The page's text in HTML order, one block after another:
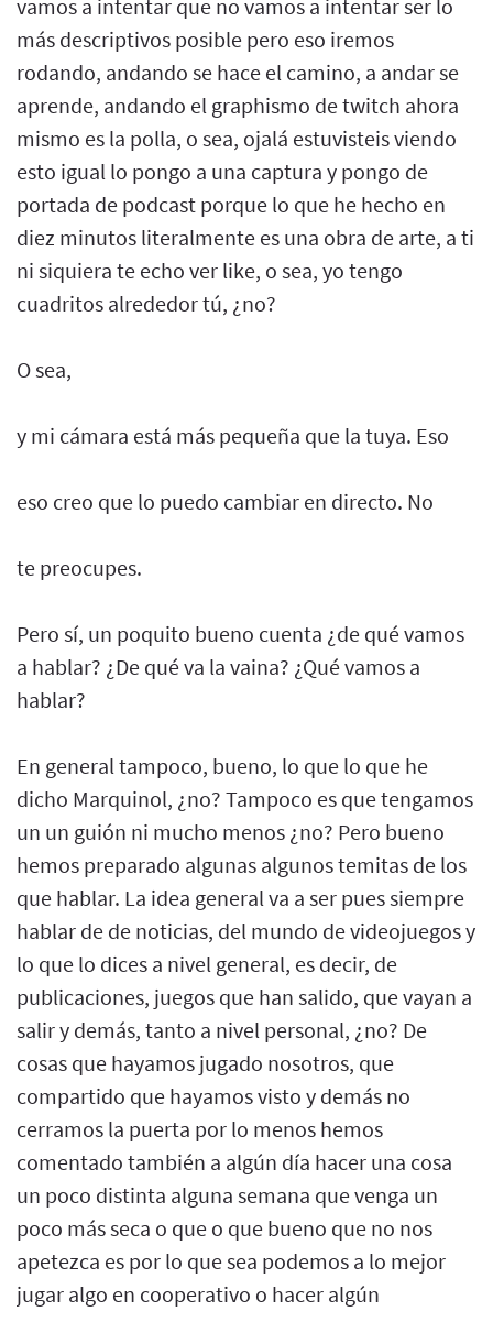
vamos a intentar que no vamos a intentar ser lo
más descriptivos posible pero eso iremos
rodando, andando se hace el camino, a andar se
aprende, andando el graphismo de twitch ahora
mismo es la polla, o sea, ojalá estuvisteis viendo
esto igual lo pongo a una captura y pongo de
portada de podcast porque lo que he hecho en
diez minutos literalmente es una obra de arte, a ti
ni siquiera te echo ver like, o sea, yo tengo
cuadritos alrededor tú, ¿no?
O sea,
y mi cámara está más pequeña que la tuya. Eso
eso creo que lo puedo cambiar en directo. No
te preocupes.
Pero sí, un poquito bueno cuenta ¿de qué vamos
a hablar? ¿De qué va la vaina? ¿Qué vamos a
hablar?
En general tampoco, bueno, lo que lo que he
dicho Marquinol, ¿no? Tampoco es que tengamos
un un guión ni mucho menos ¿no? Pero bueno
hemos preparado algunas algunos temitas de los
que hablar. La idea general va a ser pues siempre
hablar de de noticias, del mundo de videojuegos y
lo que lo dices a nivel general, es decir, de
publicaciones, juegos que han salido, que vayan a
salir y demás, tanto a nivel personal, ¿no? De
cosas que hayamos jugado nosotros, que
compartido que hayamos visto y demás no
cerramos la puerta por lo menos hemos
comentado también a algún día hacer una cosa
un poco distinta alguna semana que venga un
poco más seca o que o que bueno que no nos
apetezca es por lo que sea podemos a lo mejor
jugar algo en cooperativo o hacer algún